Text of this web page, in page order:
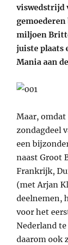
viswedstrijd
miljoen
juiste plaats
Mania aan
Maar,
zondagdeel
een
naast Groot
Frankrijk,
(met Arjan
deelnemen,
voor het
Nederland
daarom ook